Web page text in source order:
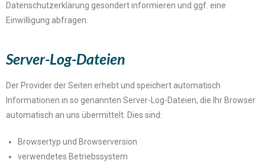
Datenschutzerklärung gesondert informieren und ggf. eine
Einwilligung abfragen.
Server-Log-Dateien
Der Provider der Seiten erhebt und speichert automatisch
Informationen in so genannten Server-Log-Dateien, die Ihr Browser
automatisch an uns übermittelt. Dies sind:
Browsertyp und Browserversion
verwendetes Betriebssystem